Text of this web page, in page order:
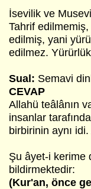
İsevilik ve
Tahrif
edilmiş, yani
edilmez.
Sual: Semavi
CEVAP
Allahü teâlânın
insanlar
birbirinin aynı
Şu âyet-i kerime
bildirmektedir:
(Kur'an, önce